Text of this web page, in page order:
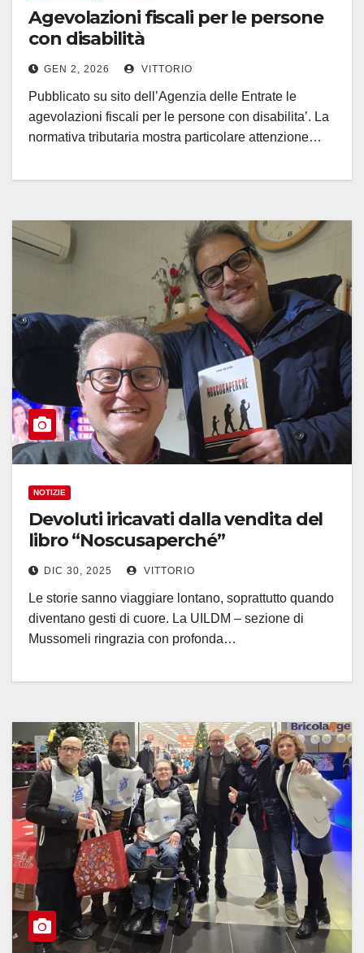
Agevolazioni fiscali per le persone
con disabilità
GEN 2, 2026 VITTORIO
Pubblicato su sito dell’Agenzia delle Entrate le
agevolazioni fiscali per le persone con disabilita’. La
normativa tributaria mostra particolare attenzione…
NOTIZIE
Devoluti iricavati dalla vendita del
libro “Noscusaperché”
DIC 30, 2025 VITTORIO
Le storie sanno viaggiare lontano, soprattutto quando
diventano gesti di cuore. La UILDM – sezione di
Mussomeli ringrazia con profonda…